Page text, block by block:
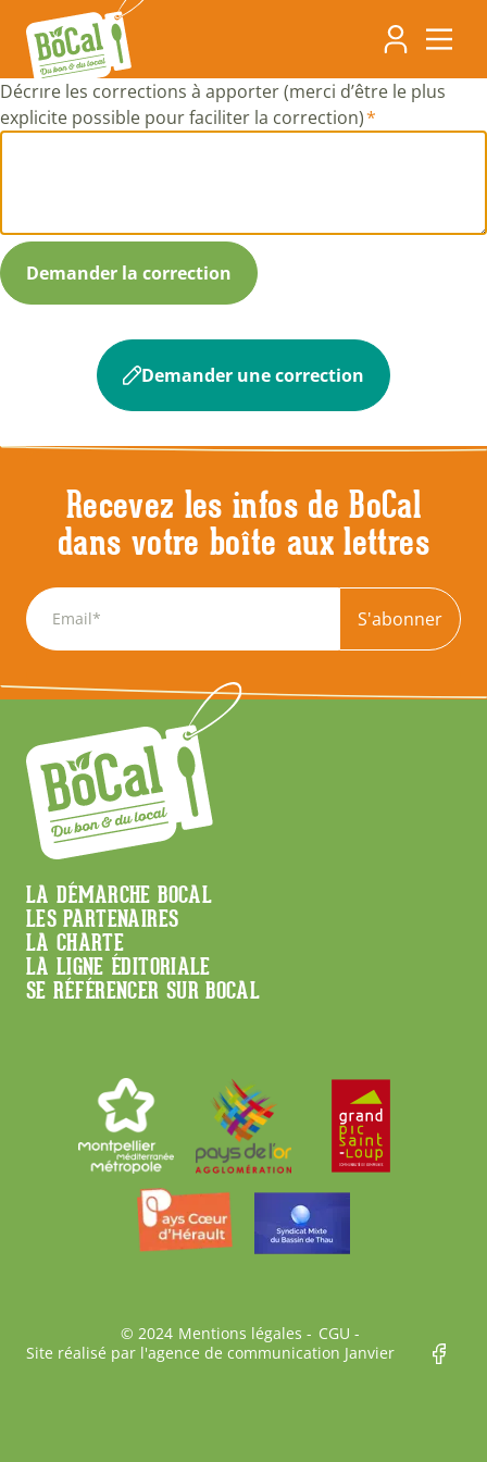
contenu
principal
Décrire les corrections à apporter (merci d’être le plus
explicite possible pour faciliter la correction)
Demander une correction
Recevez les infos de BoCal
dans votre boîte aux lettres
S'abonner
Menu
Footer
LA DÉMARCHE BOCAL
LES PARTENAIRES
LA CHARTE
LA LIGNE ÉDITORIALE
SE RÉFÉRENCER SUR BOCAL
Bas © 2024 Mentions légales
CGU
Site réalisé par l'agence de communication Janvier